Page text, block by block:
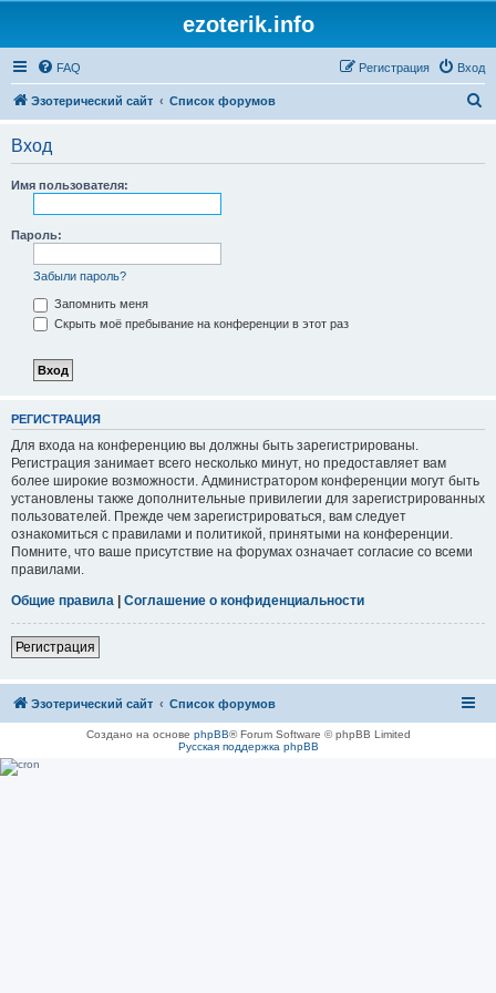
ezoterik.info
FAQ Вход
Регистрация
Эзотерический сайт Список форумов
Вход
Имя пользователя:
Пароль:
Забыли пароль?
Запомнить меня
Скрыть моё пребывание на конференции в этот раз
РЕГИСТРАЦИЯ
Для входа на конференцию вы должны быть зарегистрированы.
Регистрация занимает всего несколько минут, но предоставляет вам
более широкие возможности. Администратором конференции могут быть
установлены также дополнительные привилегии для зарегистрированных
пользователей. Прежде чем зарегистрироваться, вам следует
ознакомиться с правилами и политикой, принятыми на конференции.
Помните, что ваше присутствие на форумах означает согласие со всеми
правилами.
Общие правила | Соглашение о конфиденциальности
Регистрация
Эзотерический сайт Список форумов
Создано на основе phpBB® Forum Software © phpBB Limited
Русская поддержка phpBB